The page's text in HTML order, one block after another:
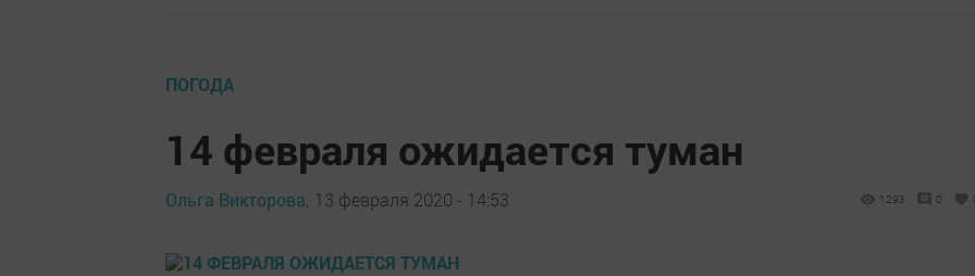
ПОГОДА
14 февраля ожидается туман
Ольга Викторова, 13 февраля 2020 - 14:53 1293 0